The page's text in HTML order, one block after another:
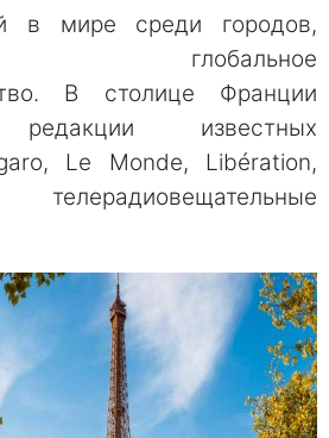
в мире среди городов,
глобальное
В столице Франции
редакции известных
Le Monde, Libération,